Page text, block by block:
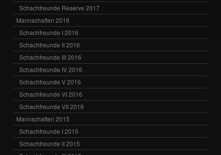
Schachfreunde Reserve 2017
Mannschaften 2016
Schachfreunde I 2016
Schachfreunde II 2016
Schachfreunde III 2016
Schachfreunde IV 2016
Schachfreunde V 2016
Schachfreunde VI 2016
Schachfreunde VII 2016
Mannschaften 2015
Schachfreunde I 2015
Schachfreunde II 2015